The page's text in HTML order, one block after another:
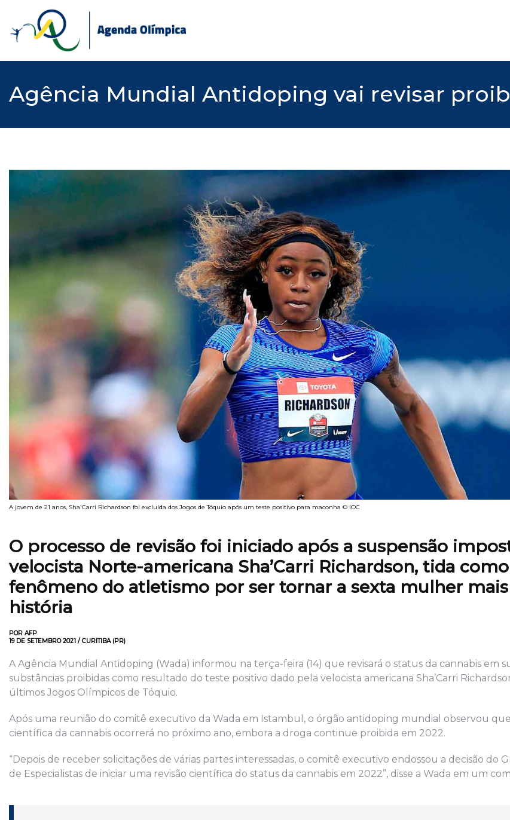
content
Agência Mundial Antidoping vai revisar
A jovem de 21 anos, Sha'Carri Richardson foi excluída dos Jogos de Tóquio após um teste positivo para maconha © IOC
O processo de revisão foi iniciado após a suspensão
velocista Norte-americana Sha’Carri Richardson, tida
fenômeno do atletismo por ser tornar a sexta mulher
história
POR AFP
19 DE SETEMBRO 2021 / CURITIBA (PR)
A Agência Mundial Antidoping (Wada) informou na terça-feira (14) que revisará o status da cannabis em
substâncias proibidas como resultado do teste positivo dado pela velocista americana Sha’Carri
últimos Jogos Olímpicos de Tóquio.
Após uma reunião do comitê executivo da Wada em Istambul, o órgão antidoping mundial observou
científica da cannabis ocorrerá no próximo ano, embora a droga continue proibida em 2022.
“Depois de receber solicitações de várias partes interessadas, o comitê executivo endossou a decisão do
de Especialistas de iniciar uma revisão científica do status da cannabis em 2022”, disse a Wada em um